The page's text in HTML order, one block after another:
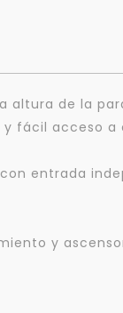
altura de la
fácil acceso
entrada
y